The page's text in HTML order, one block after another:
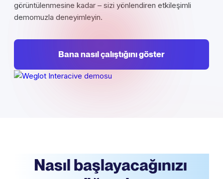
görüntülenmesine kadar – sizi yönlendiren etkileşimli
demomuzla deneyimleyin.
Bana nasıl çalıştığını göster
Nasıl başlayacağınızı